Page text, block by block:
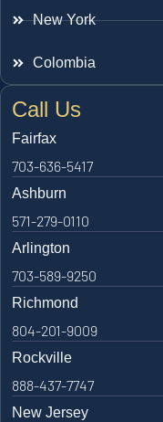
New York
Colombia
Call Us
Fairfax
703-636-5417
Ashburn
571-279-0110
Arlington
703-589-9250
Richmond
804-201-9009
Rockville
888-437-7747
New Jersey